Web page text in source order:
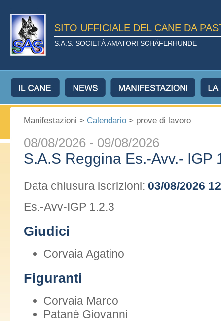
SITO UFFICIALE DEL CANE DA
S.A.S. SOCIETÀ AMATORI SCHÄFERHUNDE
Manifestazioni > Calendario > prove di lavoro
08/08/2026 - 09/08/2026
S.A.S Reggina Es.-Avv.- IGP
Data chiusura iscrizioni: 03/08/2026
Es.-Avv-IGP 1.2.3
Giudici
Corvaia Agatino
Figuranti
Corvaia Marco
Patanè Giovanni